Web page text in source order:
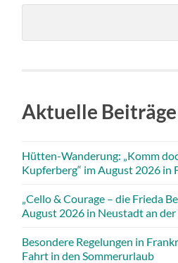
Aktuelle Beiträge
Hütten-Wanderung: „Komm
Kupferberg“ im August 2026 in
„Cello & Courage – die Frieda
August 2026 in Neustadt an
Besondere Regelungen in
Fahrt in den Sommerurlaub